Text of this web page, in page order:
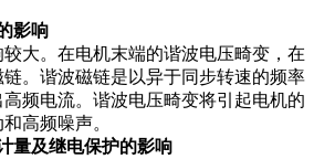
影响
。在电机末端的谐波电压畸变，在
。谐波磁链是以异于同步转速的频率
频电流。谐波电压畸变将引起电机的
高频噪声。
量及继电保护的影响